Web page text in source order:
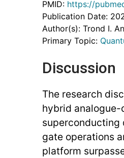
PMID: https://
Publication Date:
Author(s): Trond I.
Primary Topic:
Discussion
The research
hybrid
superconducting
gate operations
platform